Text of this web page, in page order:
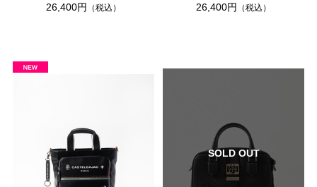
26,400円 （税込）
26,400円 （税込）
SOLD OUT